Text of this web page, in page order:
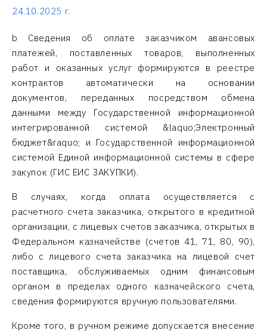
24.10.2025 г.
b Сведения об оплате заказчиком авансовых
платежей, поставленных товаров, выполненных
работ и оказанных услуг формируются в реестре
контрактов автоматически на основании
документов, переданных посредством обмена
данными между Государственной информационной
интегрированной системой &laquo;Электронный
бюджет&raquo; и Государственной информационной
системой Единой информационной системы в сфере
закупок (ГИС ЕИС ЗАКУПКИ).
В случаях, когда оплата осуществляется с
расчетного счета заказчика, открытого в кредитной
организации, с лицевых счетов заказчика, открытых в
Федеральном казначействе (счетов 41, 71, 80, 90),
либо с лицевого счета заказчика на лицевой счет
поставщика, обслуживаемых одним финансовым
органом в пределах одного казначейского счета,
сведения формируются вручную пользователями.
Кроме того, в ручном режиме допускается внесение